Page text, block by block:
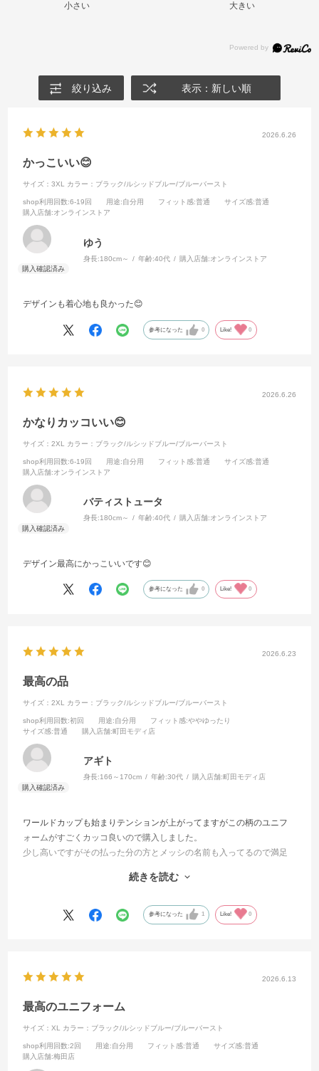
小さい 大きい
絞り込み 表示：新しい順
2026.6.26
かっこいい😊
サイズ：3XL カラー：ブラック/ルシッドブルー/ブルーバースト
shop利用回数:6-19回 用途:自分用 フィット感:普通 サイズ感:普通
購入店舗:オンラインストア
ゆう
身長:180cm～ 年齢:40代 購入店舗:オンラインストア
デザインも着心地も良かった😊
参考になった 0 Like! 0
2026.6.26
かなりカッコいい😊
サイズ：2XL カラー：ブラック/ルシッドブルー/ブルーバースト
shop利用回数:6-19回 用途:自分用 フィット感:普通 サイズ感:普通
購入店舗:オンラインストア
バティストュータ
身長:180cm～ 年齢:40代 購入店舗:オンラインストア
デザイン最高にかっこいいです😊
参考になった 0 Like! 0
2026.6.23
最高の品
サイズ：2XL カラー：ブラック/ルシッドブルー/ブルーバースト
shop利用回数:初回 用途:自分用 フィット感:ややゆったり
サイズ感:普通 購入店舗:町田モディ店
アギト
身長:166～170cm 年齢:30代 購入店舗:町田モディ店
ワールドカップも始まりテンションが上がってますがこの柄のユニフ
ォームがすごくカッコ良いので購入しました。
少し高いですがその払った分の方とメッシの名前も入ってるので満足
続きを読む
参考になった 1 Like! 0
2026.6.13
最高のユニフォーム
サイズ：XL カラー：ブラック/ルシッドブルー/ブルーバースト
shop利用回数:2回 用途:自分用 フィット感:普通 サイズ感:普通
購入店舗:梅田店